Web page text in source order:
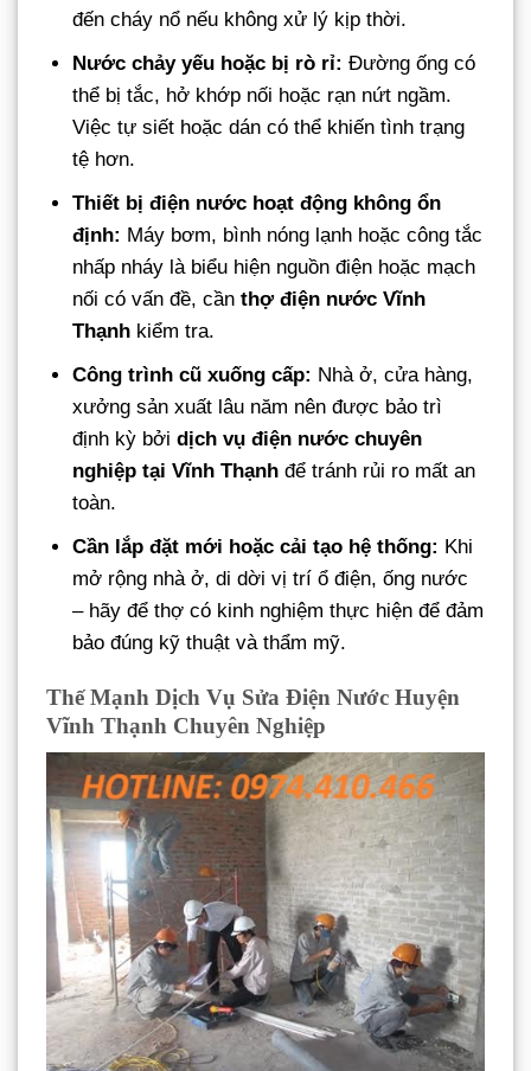
đến cháy nổ nếu không xử lý kịp thời.
Nước chảy yếu hoặc bị rò rỉ: Đường ống có
thể bị tắc, hở khớp nối hoặc rạn nứt ngầm.
Việc tự siết hoặc dán có thể khiến tình trạng
tệ hơn.
Thiết bị điện nước hoạt động không ổn
định: Máy bơm, bình nóng lạnh hoặc công tắc
nhấp nháy là biểu hiện nguồn điện hoặc mạch
nối có vấn đề, cầnthợ điện nước Vĩnh
Thạnh kiểm tra.
Công trình cũ xuống cấp: Nhà ở, cửa hàng,
xưởng sản xuất lâu năm nên được bảo trì
định kỳ bởidịch vụ điện nước chuyên
nghiệp tại Vĩnh Thạnh để tránh rủi ro mất an
toàn.
Cần lắp đặt mới hoặc cải tạo hệ thống: Khi
mở rộng nhà ở, di dời vị trí ổ điện, ống nước
– hãy để thợ có kinh nghiệm thực hiện để đảm
bảo đúng kỹ thuật và thẩm mỹ.
Thế Mạnh Dịch Vụ Sửa Điện Nước Huyện
Vĩnh Thạnh Chuyên Nghiệp